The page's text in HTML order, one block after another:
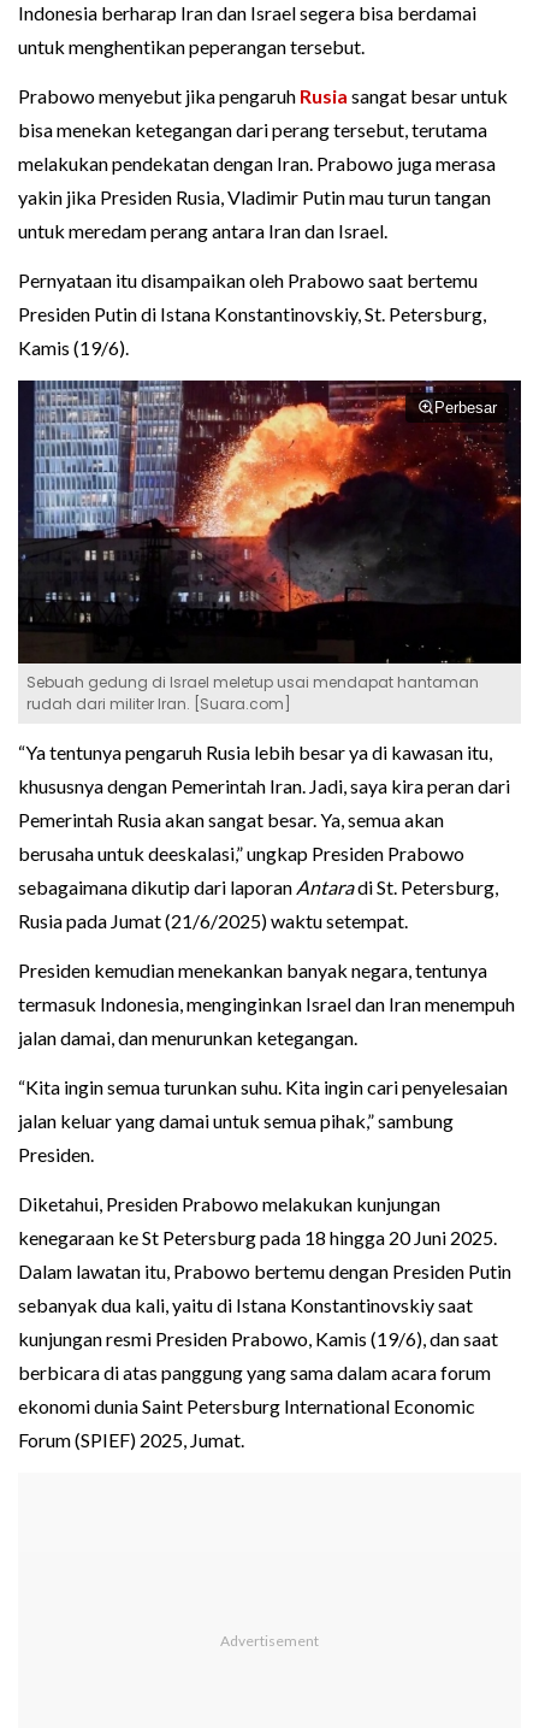
Indonesia berharap Iran dan Israel segera bisa berdamai
untuk menghentikan peperangan tersebut.
Prabowo menyebut jika pengaruh Rusia sangat besar untuk
bisa menekan ketegangan dari perang tersebut, terutama
melakukan pendekatan dengan Iran. Prabowo juga merasa
yakin jika Presiden Rusia, Vladimir Putin mau turun tangan
untuk meredam perang antara Iran dan Israel.
Pernyataan itu disampaikan oleh Prabowo saat bertemu
Presiden Putin di Istana Konstantinovskiy, St. Petersburg,
Kamis (19/6).
Perbesar
Sebuah gedung di Israel meletup usai mendapat hantaman
rudah dari militer Iran. [Suara.com]
“Ya tentunya pengaruh Rusia lebih besar ya di kawasan itu,
khususnya dengan Pemerintah Iran. Jadi, saya kira peran dari
Pemerintah Rusia akan sangat besar. Ya, semua akan
berusaha untuk deeskalasi,” ungkap Presiden Prabowo
sebagaimana dikutip dari laporan Antaradi St. Petersburg,
Rusia pada Jumat (21/6/2025) waktu setempat.
Presiden kemudian menekankan banyak negara, tentunya
termasuk Indonesia, menginginkan Israel dan Iran menempuh
jalan damai, dan menurunkan ketegangan.
“Kita ingin semua turunkan suhu. Kita ingin cari penyelesaian
jalan keluar yang damai untuk semua pihak,” sambung
Presiden.
Diketahui, Presiden Prabowo melakukan kunjungan
kenegaraan ke St Petersburg pada 18 hingga 20 Juni 2025.
Dalam lawatan itu, Prabowo bertemu dengan Presiden Putin
sebanyak dua kali, yaitu di Istana Konstantinovskiy saat
kunjungan resmi Presiden Prabowo, Kamis (19/6), dan saat
berbicara di atas panggung yang sama dalam acara forum
ekonomi dunia Saint Petersburg International Economic
Forum (SPIEF) 2025, Jumat.